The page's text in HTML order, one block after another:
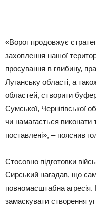
«Ворог продовжує
захоплення нашої
просування в глибину,
Луганську області, а
областей, створити
Сумської, Чернігівської
чи намагається виконати
поставлені», – пояснив
Стосовно підготовки
Сирський нагадав, що
повномасштабна агресія.
замаскувати створення